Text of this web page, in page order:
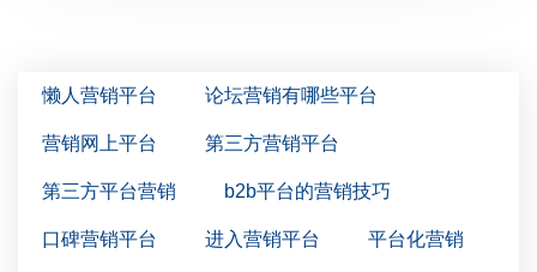
懒人营销平台 论坛营销有哪些平台
营销网上平台 第三方营销平台
第三方平台营销 b2b平台的营销技巧
口碑营销平台 进入营销平台 平台化营销